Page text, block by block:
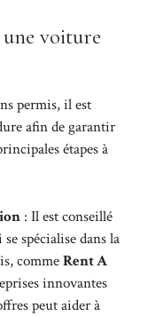
voiture
permis, il est
afin de garantir
étapes à
: Il est conseillé
spécialise dans la
commeRent A
innovantes
peut aider à